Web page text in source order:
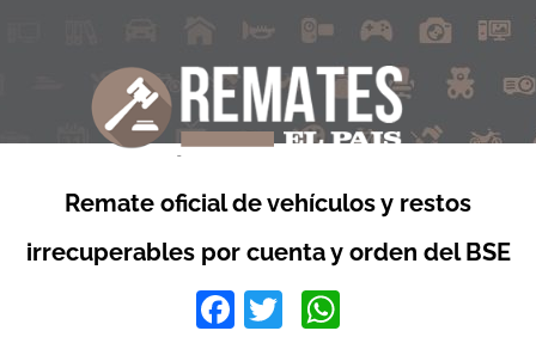
Remate oficial de vehículos y restos
irrecuperables por cuenta y orden del BSE
Facebook
Twitter